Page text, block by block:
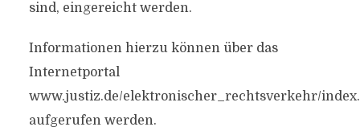
sind, eingereicht werden.
Informationen hierzu können über das
Internetportal
www.justiz.de/elektronischer_rechtsverkehr/
aufgerufen werden.